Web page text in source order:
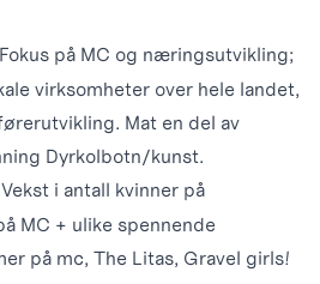
på MC og næringsutvikling;
virksomheter over hele landet,
Mat en del av
Dyrkolbotn/kunst.
i antall kvinner på
MC + ulike spennende
på mc, The Litas, Gravel girls!